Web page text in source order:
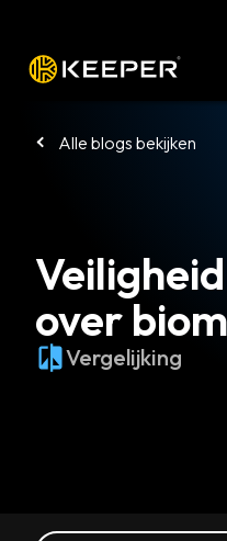
Alle blogs bekijken
over
Vergelijking